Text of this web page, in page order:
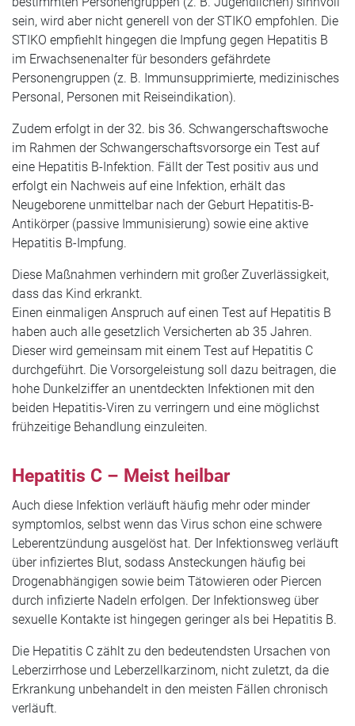
sein, wird aber nicht generell von der STIKO empfohlen. Die
STIKO empfiehlt hingegen die Impfung gegen Hepatitis B
im Erwachsenenalter für besonders gefährdete
Personengruppen (z. B. Immunsupprimierte, medizinisches
Personal, Personen mit Reiseindikation).
Zudem erfolgt in der 32. bis 36. Schwangerschaftswoche
im Rahmen der Schwangerschaftsvorsorge ein Test auf
eine Hepatitis B-Infektion. Fällt der Test positiv aus und
erfolgt ein Nachweis auf eine Infektion, erhält das
Neugeborene unmittelbar nach der Geburt Hepatitis-B-
Antikörper (passive Immunisierung) sowie eine aktive
Hepatitis B-Impfung.
Diese Maßnahmen verhindern mit großer Zuverlässigkeit,
dass das Kind erkrankt.
Einen einmaligen Anspruch auf einen Test auf Hepatitis B
haben auch alle gesetzlich Versicherten ab 35 Jahren.
Dieser wird gemeinsam mit einem Test auf Hepatitis C
durchgeführt. Die Vorsorgeleistung soll dazu beitragen, die
hohe Dunkelziffer an unentdeckten Infektionen mit den
beiden Hepatitis-Viren zu verringern und eine möglichst
frühzeitige Behandlung einzuleiten.
Hepatitis C – Meist heilbar
Auch diese Infektion verläuft häufig mehr oder minder
symptomlos, selbst wenn das Virus schon eine schwere
Leberentzündung ausgelöst hat. Der Infektionsweg verläuft
über infiziertes Blut, sodass Ansteckungen häufig bei
Drogenabhängigen sowie beim Tätowieren oder Piercen
durch infizierte Nadeln erfolgen. Der Infektionsweg über
sexuelle Kontakte ist hingegen geringer als bei Hepatitis B.
Die Hepatitis C zählt zu den bedeutendsten Ursachen von
Leberzirrhose und Leberzellkarzinom, nicht zuletzt, da die
Erkrankung unbehandelt in den meisten Fällen chronisch
verläuft.